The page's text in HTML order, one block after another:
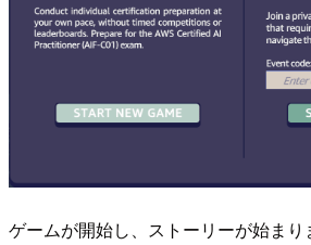
ゲームが開始し、ストーリーが始まり